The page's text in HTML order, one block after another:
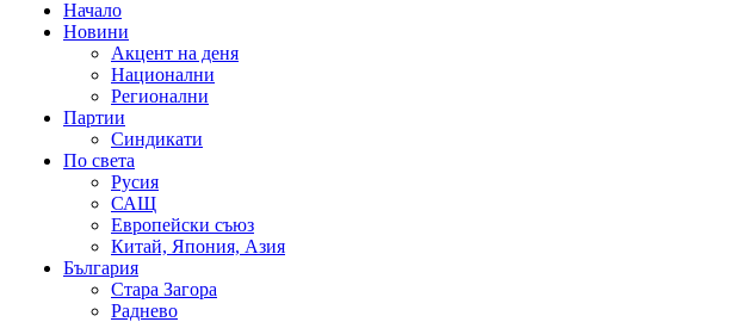
Начало
Новини
Акцент на деня
Национални
Регионални
Партии
Синдикати
По света
Русия
САЩ
Европейски съюз
Китай, Япония, Азия
България
Стара Загора
Раднево